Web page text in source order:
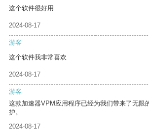
这个软件很好用
2024-08-17
游客
这个软件我非常喜欢
2024-08-17
游客
这款加速器VPM应用程序已经为我们带来了无限
护。
2024-08-17